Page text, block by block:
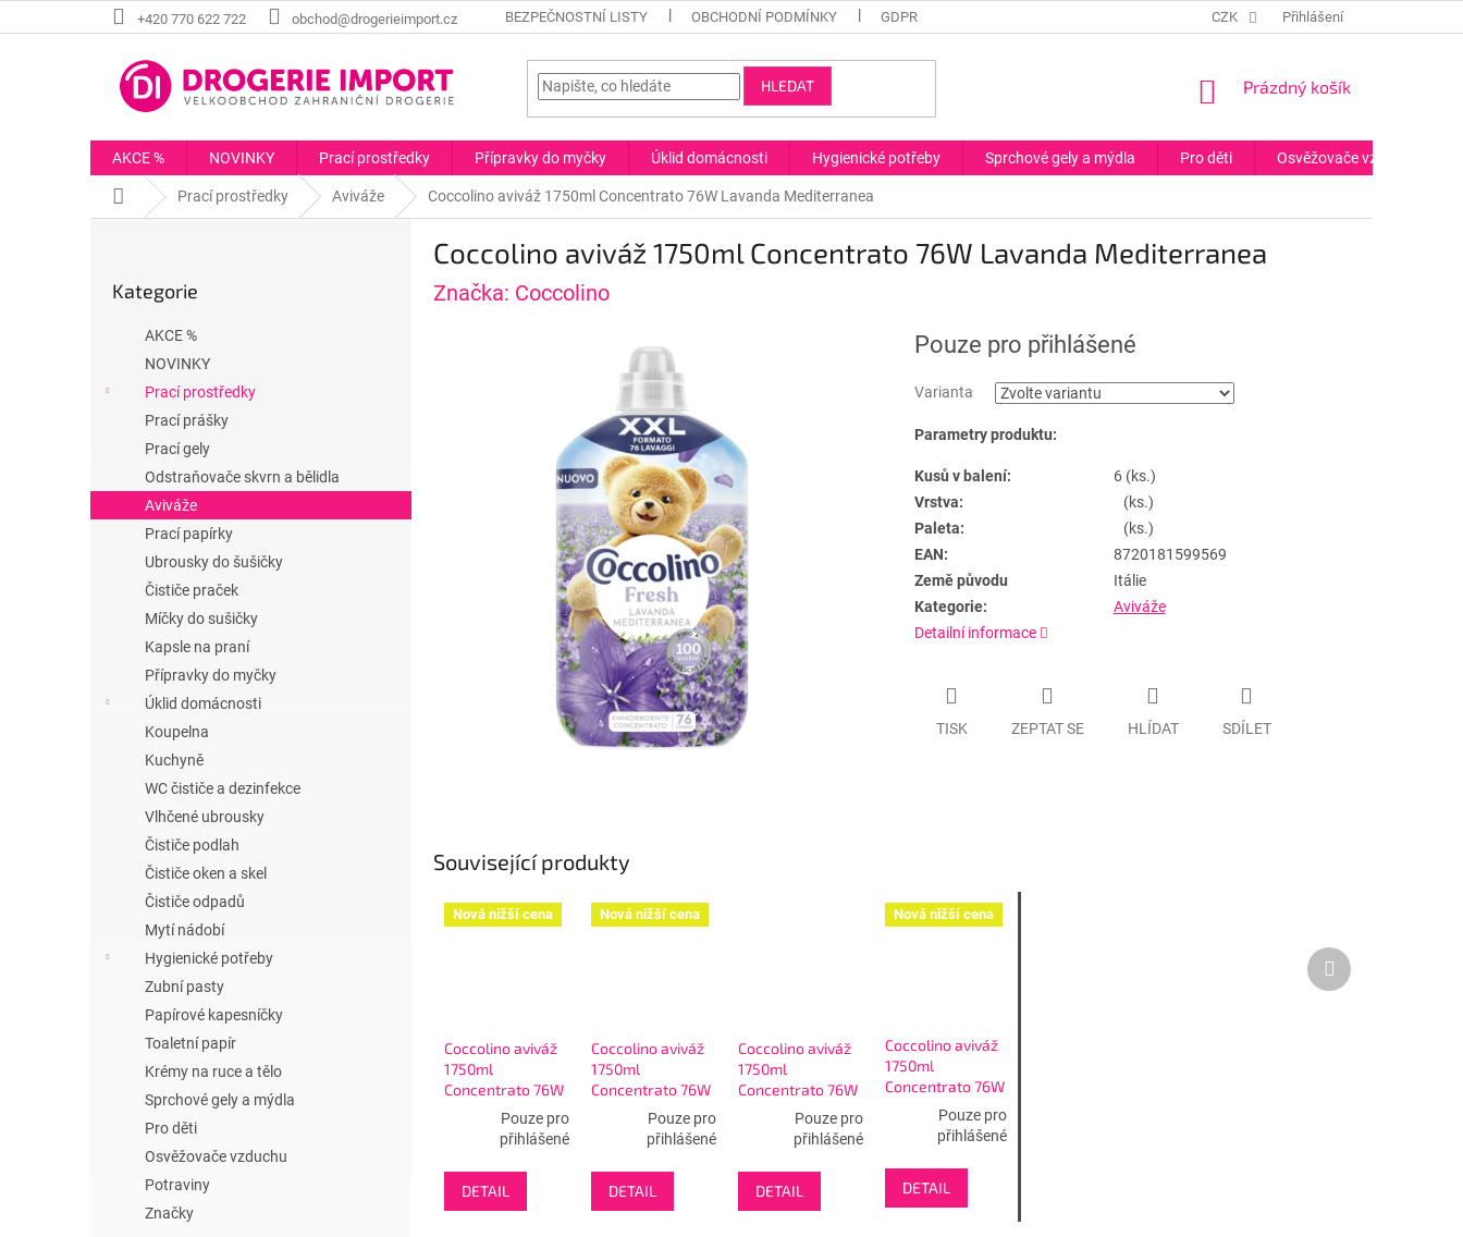
na
+420 770 622 722 obchod@drogerieimport.cz BEZPEČNOSTNÍ LISTY OBCHODNÍ PODMÍNKY GDPR CZK Přihlášení
HLEDAT
NÁKUPNÍ
Prázdný košík
AKCE % NOVINKY Prací prostředky Přípravky do myčky Úklid domácnosti Hygienické potřeby Sprchové gely a mýdla Pro děti Osvěžovače vzduchu
Domů Prací prostředky Aviváže Coccolino aviváž 1750ml Concentrato 76W Lavanda Mediterranea
n
e
kategorie
Kategorie
AKCE %
NOVINKY
Prací prostředky
Prací prášky
Prací gely
Odstraňovače skvrn a bělidla
Aviváže
Prací papírky
Ubrousky do šušičky
Čističe praček
Míčky do sušičky
Kapsle na praní
Přípravky do myčky
Úklid domácnosti
Koupelna
Kuchyně
WC čističe a dezinfekce
Vlhčené ubrousky
Čističe podlah
Čističe oken a skel
Čističe odpadů
Mytí nádobí
Hygienické potřeby
Zubní pasty
Papírové kapesníčky
Toaletní papír
Krémy na ruce a tělo
Sprchové gely a mýdla
Pro děti
Osvěžovače vzduchu
Potraviny
Značky
Coccolino aviváž 1750ml Concentrato 76W Lavanda Mediterranea
Značka: Coccolino
Pouze pro přihlášené
Varianta
Parametry produktu:
Kusů v balení:
6 (ks.)
Vrstva:
(ks.)
Paleta:
(ks.)
EAN:
8720181599569
Země původu
Itálie
Kategorie:
Aviváže
Detailní informace
TISK ZEPTAT SE HLÍDAT SDÍLET
Související produkty
Nová nižší cena
Coccolino aviváž
1750ml
Concentrato 76W
Delicato Saffice -
Pouze pro
přihlášené
DETAIL
Nová nižší cena
Coccolino aviváž
1750ml
Concentrato 76W
Sandalo &
Caprifoglio - zlatá
Pouze pro
přihlášené
DETAIL
Coccolino aviváž
1750ml
Concentrato 76W
Sensatione Seta -
Pouze pro
přihlášené
DETAIL
Nová nižší cena
Coccolino aviváž
1750ml
Concentrato 76W
Aria Di Primavera
Pouze pro
přihlášené
DETAIL
Další
produkt